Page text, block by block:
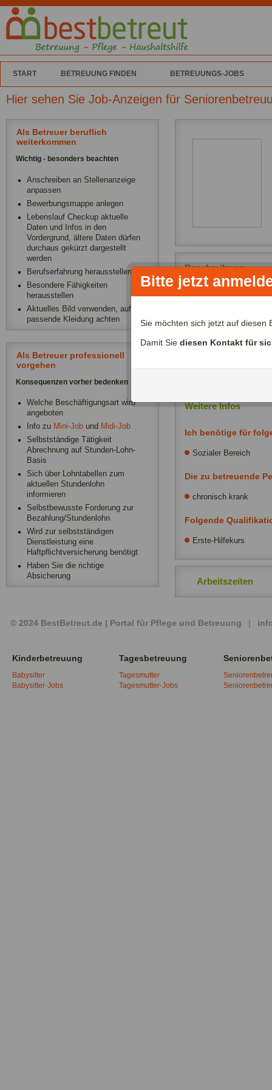
START BETREUUNG FINDEN BETREUUNGS-JOBS
Hier sehen Sie Job-Anzeigen für
Als Betreuer beruflich
weiterkommen
Wichtig - besonders beachten
Anschreiben an Stellenanzeige
anpassen
Bewerbungsmappe anlegen
Lebenslauf Checkup aktuelle
Daten und Infos in den
Vordergrund, ältere Daten dürfen
durchaus gekürzt dargestellt
werden
Berufserfahrung herausstellen
Besondere Fähigkeiten
herausstellen
Aktuelles Bild verwenden, auf
passende Kleidung achten
Als Betreuer professionell
vorgehen
Konsequenzen vorher bedenken
Welche Beschäftigungsart wird
angeboten
Info zu Mini-Job und Midi-Job
Selbstständige Tätigkeit
Abrechnung auf Stunden-Lohn-
Basis
Sich über Lohntabellen zum
aktuellen Stundenlohn
informieren
Selbstbewusste Forderung zur
Bezahlung/Stundenlohn
Wird zur selbstständigen
Dienstleistung eine
Haftpflichtversicherung benötigt
Haben Sie die richtige
Absicherung
Beschreibung
Mobile
Magdeburg. Zu
Weitere Infos
Ich benötige für
Sozialer Bereich
Die zu betreuende
chronisch krank
Folgende
Erste-Hilfekurs
Arbeitszeiten
© 2024 BestBetreut.de | Portal für Pflege und Betreuung |
Kinderbetreuung
Babysitter
Babysitter-Jobs
Tagesbetreuung
Tagesmutter
Tagesmutter-Jobs
Bitte jetzt
Sie möchten sich jetzt auf diesen
Damit Sie diesen Kontakt für